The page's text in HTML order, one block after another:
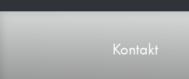
Kontakt